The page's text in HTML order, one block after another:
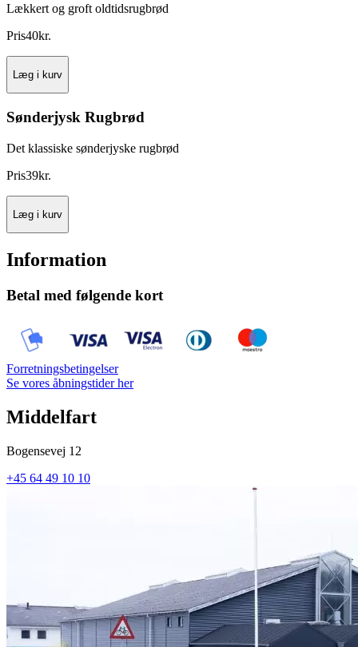
Lækkert og groft oldtidsrugbrød
Pris40kr.
Læg i kurv
Sønderjysk Rugbrød
Det klassiske sønderjyske rugbrød
Pris39kr.
Læg i kurv
Information
Betal med følgende kort
Forretningsbetingelser
Se vores åbningstider her
Middelfart
Bogensevej 12
+45 64 49 10 10